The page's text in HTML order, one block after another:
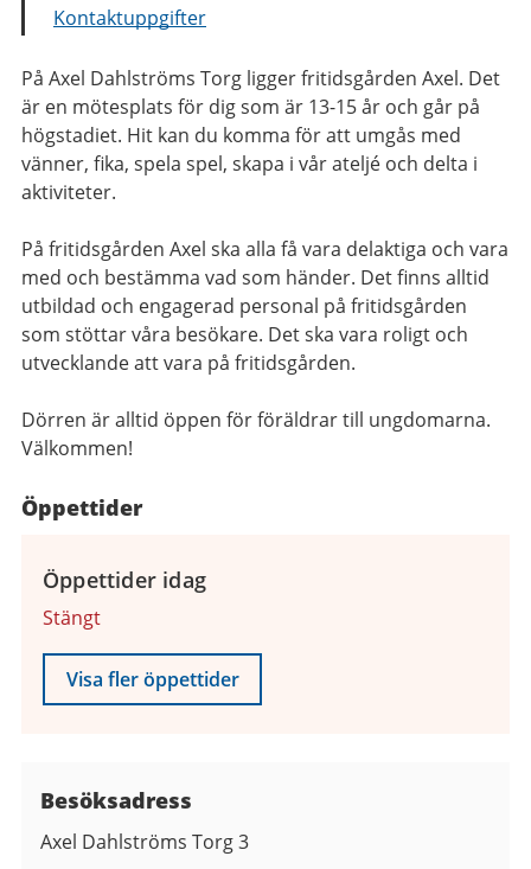
Kontaktuppgifter
På Axel Dahlströms Torg ligger fritidsgården Axel. Det
är en mötesplats för dig som är 13-15 år och går på
högstadiet. Hit kan du komma för att umgås med
vänner, fika, spela spel, skapa i vår ateljé och delta i
aktiviteter.
På fritidsgården Axel ska alla få vara delaktiga och vara
med och bestämma vad som händer. Det finns alltid
utbildad och engagerad personal på fritidsgården
som stöttar våra besökare. Det ska vara roligt och
utvecklande att vara på fritidsgården.
Dörren är alltid öppen för föräldrar till ungdomarna.
Välkommen!
Öppettider
Öppettider idag
Stängt
Visa fler öppettider
Besöksadress
Axel Dahlströms Torg 3